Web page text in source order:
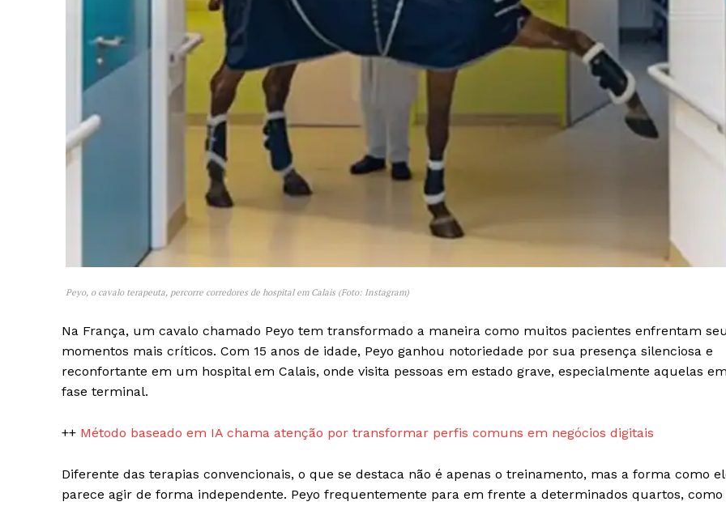
News Week
Magazine PRO
SUBSCRIBE NOW
Company
Contato
Termos de Serviços
Política de Privacidade e Cookies
Peyo, o cavalo terapeuta, percorre corredores de hospital em Calais (Foto: Instagram)
Na França, um cavalo chamado Peyo tem transformado a maneira como muitos pacientes enfrentam
momentos mais críticos. Com 15 anos de idade, Peyo ganhou notoriedade por sua presença silenciosa e
reconfortante em um hospital em Calais, onde visita pessoas em estado grave, especialmente aquelas em
fase terminal.
++ Método baseado em IA chama atenção por transformar perfis comuns em negócios digitais
Diferente das terapias convencionais, o que se destaca não é apenas o treinamento, mas a forma como
parece agir de forma independente. Peyo frequentemente para em frente a determinados quartos, como